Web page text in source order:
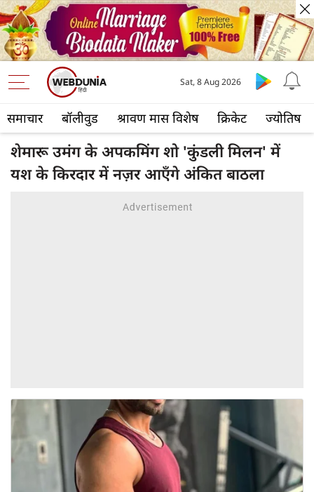
समाचार बॉलीवुड श्रावण मास विशेष क्रिकेट ज्योतिष
Sat, 8 Aug 2026
शेमारू उमंग के अपकमिंग शो 'कुंडली मिलन' में
यश के किरदार में नज़र आएँगे अंकित बाठला